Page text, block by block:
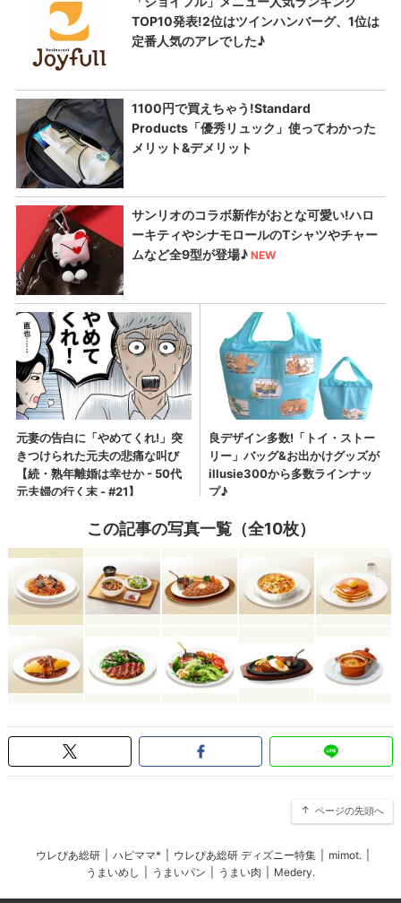
この記事の写真一覧（全10枚）
ページの先頭へ
ウレぴあ総研 ハピママ* ウレぴあ総研 ディズニー特集 mimot.
うまいめし
うまいパン うまい肉 Medery.